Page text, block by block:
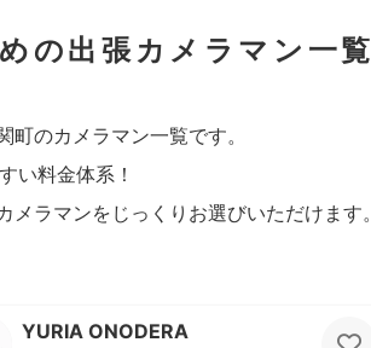
の出張カメラマン一覧
のカメラマン一覧です。
い料金体系！
ラマンをじっくりお選びいただけます。
YURIA ONODERA